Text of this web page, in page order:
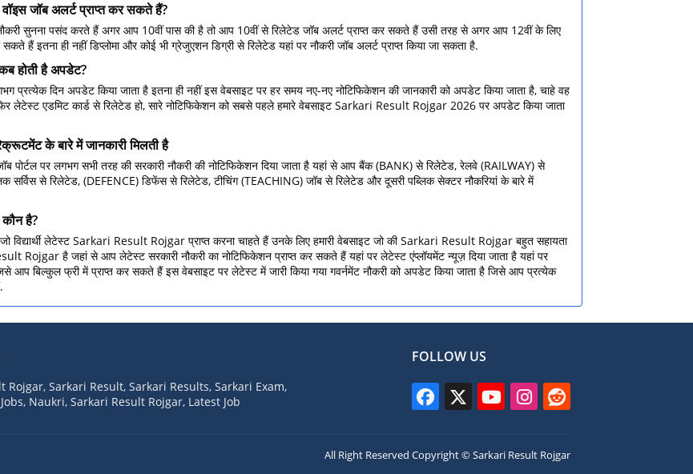
जॉब अलर्ट प्राप्त कर सकते हैं?
सुनना पसंद करते हैं अगर आप 10वीं पास की है तो आप 10वीं से रिलेटेड जॉब अलर्ट प्राप्त कर सकते हैं उसी तरह से अगर आप 12वीं के लिए
हैं इतना ही नहीं डिप्लोमा और कोई भी ग्रेजुएशन डिग्री से रिलेटेड यहां पर नौकरी जॉब अलर्ट प्राप्त किया जा सकता है.
होती है अपडेट?
दिन अपडेट किया जाता है इतना ही नहीं इस वेबसाइट पर हर समय नए-नए नोटिफिकेशन की जानकारी को अपडेट किया जाता है, चाहे वह
लेटेस्ट एडमिट कार्ड से रिलेटेड हो, सारे नोटिफिकेशन को सबसे पहले हमारे वेबसाइट Sarkari Result Rojgar 2026 पर अपडेट किया जाता
के बारे में जानकारी मिलती है
पर लगभग सभी तरह की सरकारी नौकरी की नोटिफिकेशन दिया जाता है यहां से आप बैंक (BANK) से रिलेटेड, रेलवे (RAILWAY) से
सर्विस से रिलेटेड, (DEFENCE) डिफेंस से रिलेटेड, टीचिंग (TEACHING) जॉब से रिलेटेड और दूसरी पब्लिक सेक्टर नौकरियां के बारे में
है?
विद्यार्थी लेटेस्ट Sarkari Result Rojgar प्राप्त करना चाहते हैं उनके लिए हमारी वेबसाइट जो की Sarkari Result Rojgar बहुत सहायता
Rojgar है जहां से आप लेटेस्ट सरकारी नौकरी का नोटिफिकेशन प्राप्त कर सकते हैं यहां पर लेटेस्ट एंप्लॉयमेंट न्यूज़ दिया जाता है यहां पर
आप बिल्कुल फ्री में प्राप्त कर सकते हैं इस वेबसाइट पर लेटेस्ट में जारी किया गया गवर्नमेंट नौकरी को अपडेट किया जाता है जिसे आप प्रत्येक
Rojgar, Sarkari Result, Sarkari Results, Sarkari Exam,
Naukri, Sarkari Result Rojgar, Latest Job
FOLLOW US
All Right Reserved Copyright ©Sarkari Result Rojgar